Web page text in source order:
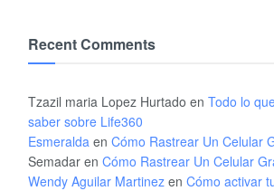
Recent Comments
Tzazil maria Lopez Hurtado en Todo lo
saber sobre Life360
Esmeralda en Cómo Rastrear Un Celular
Semadar en Cómo Rastrear Un Celular
Wendy Aguilar Martinez en Cómo activar